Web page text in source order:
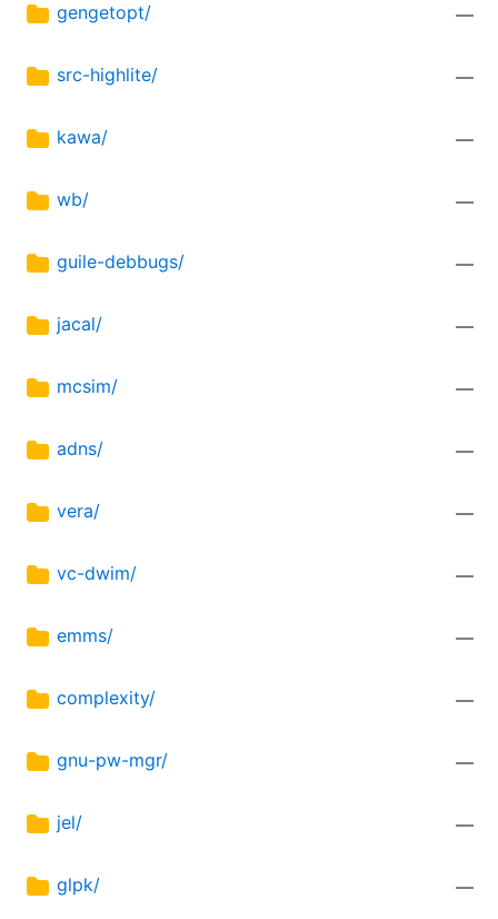
gengetopt/ —
src-highlite/ —
kawa/ —
wb/ —
guile-debbugs/ —
jacal/ —
mcsim/ —
adns/ —
vera/ —
vc-dwim/ —
emms/ —
complexity/ —
gnu-pw-mgr/ —
jel/ —
glpk/ —